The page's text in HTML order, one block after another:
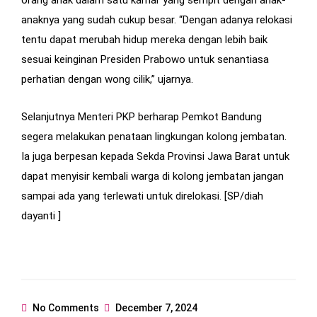
anaknya yang sudah cukup besar. “Dengan adanya relokasi
tentu dapat merubah hidup mereka dengan lebih baik
sesuai keinginan Presiden Prabowo untuk senantiasa
perhatian dengan wong cilik,” ujarnya.
Selanjutnya Menteri PKP berharap Pemkot Bandung
segera melakukan penataan lingkungan kolong jembatan.
Ia juga berpesan kepada Sekda Provinsi Jawa Barat untuk
dapat menyisir kembali warga di kolong jembatan jangan
sampai ada yang terlewati untuk direlokasi. [SP/diah
dayanti ]
No Comments December 7, 2024